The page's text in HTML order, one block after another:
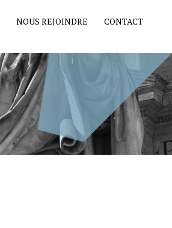
NOUS REJOINDRE CONTACT